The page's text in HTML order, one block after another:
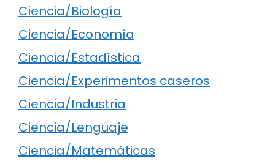
Ciencia/Biología
Ciencia/Economía
Ciencia/Estadística
Ciencia/Experimentos caseros
Ciencia/Industria
Ciencia/Lenguaje
Ciencia/Matemáticas